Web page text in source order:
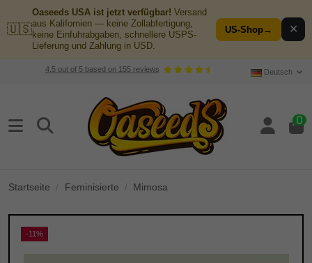
🇺🇸
Oaseeds USA ist jetzt verfügbar! Versand
aus Kalifornien — keine Zollabfertigung,
keine Einfuhrabgaben, schnellere USPS-
Lieferung und Zahlung in USD.
US-Shop→ ✕
4.5out of 5based on 155reviews Deutsch
0
Startseite Feminisierte Mimosa
-11%